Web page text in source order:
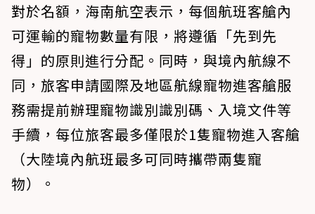
對於名額，海南航空表示，每個航班客艙內
可運輸的寵物數量有限，將遵循「先到先
得」的原則進行分配。同時，與境內航線不
同，旅客申請國際及地區航線寵物進客艙服
務需提前辦理寵物識別識別碼、入境文件等
手續，每位旅客最多僅限於1隻寵物進入客艙
（大陸境內航班最多可同時攜帶兩隻寵
物）。